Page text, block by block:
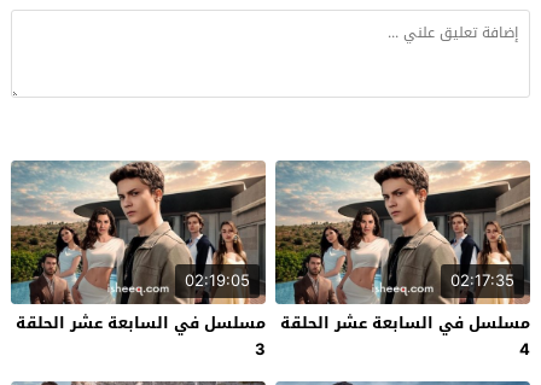
02:17:35
مسلسل في السابعة عشر الحلقة
4
02:19:05
مسلسل في السابعة عشر الحلقة
3